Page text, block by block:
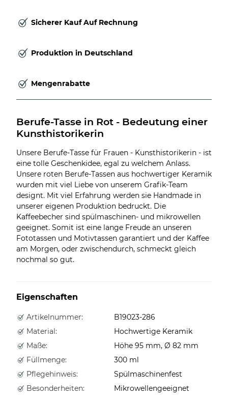
Sicherer Kauf Auf Rechnung
Produktion in Deutschland
Mengenrabatte
Berufe-Tasse in Rot - Bedeutung einer
Kunsthistorikerin
Unsere Berufe-Tasse für Frauen - Kunsthistorikerin - ist
eine tolle Geschenkidee, egal zu welchem Anlass.
Unsere roten Berufe-Tassen aus hochwertiger Keramik
wurden mit viel Liebe von unserem Grafik-Team
designt. Mit viel Erfahrung werden sie Handmade in
unserer eigenen Produktion bedruckt. Die
Kaffeebecher sind spülmaschinen- und mikrowellen
geeignet. Somit ist eine lange Freude an unseren
Fototassen und Motivtassen garantiert und der Kaffee
am Morgen, oder zwischendurch, schmeckt gleich
nochmal so gut.
Eigenschaften
Artikelnummer:
B19023-286
Material:
Hochwertige Keramik
Maße:
Höhe 95 mm, Ø 82 mm
Füllmenge:
300 ml
Pflegehinweis:
Spülmaschinenfest
Besonderheiten:
Mikrowellengeeignet